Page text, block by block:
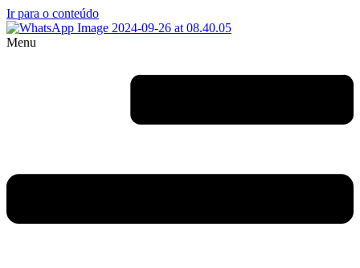
Ir para o conteúdo
Menu